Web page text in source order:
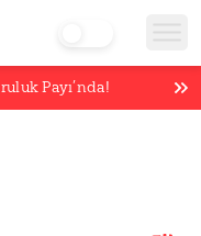
Payı’nda!